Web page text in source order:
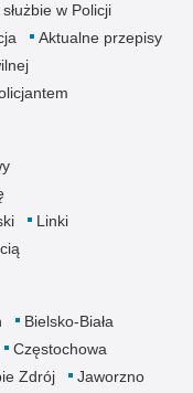
w Policji
Aktualne przepisy
Linki
Bielsko-Biała
Częstochowa
Zdrój
Jaworzno